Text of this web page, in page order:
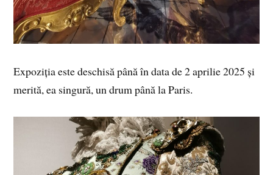
Expoziția este deschisă până în data de 2 aprilie 2025 și
merită, ea singură, un drum până la Paris.